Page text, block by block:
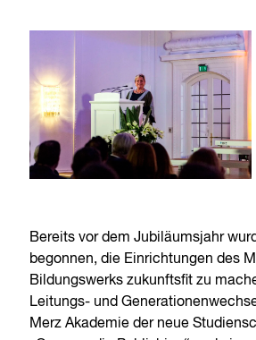
Bereits vor dem Jubiläumsjahr
begonnen, die Einrichtungen des
Bildungswerks zukunftsfit zu
Leitungs- und
Merz Akademie der neue